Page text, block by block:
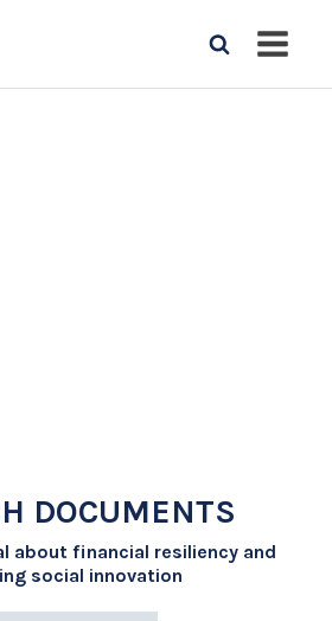
DOCUMENTS
about financial resiliency and
social innovation